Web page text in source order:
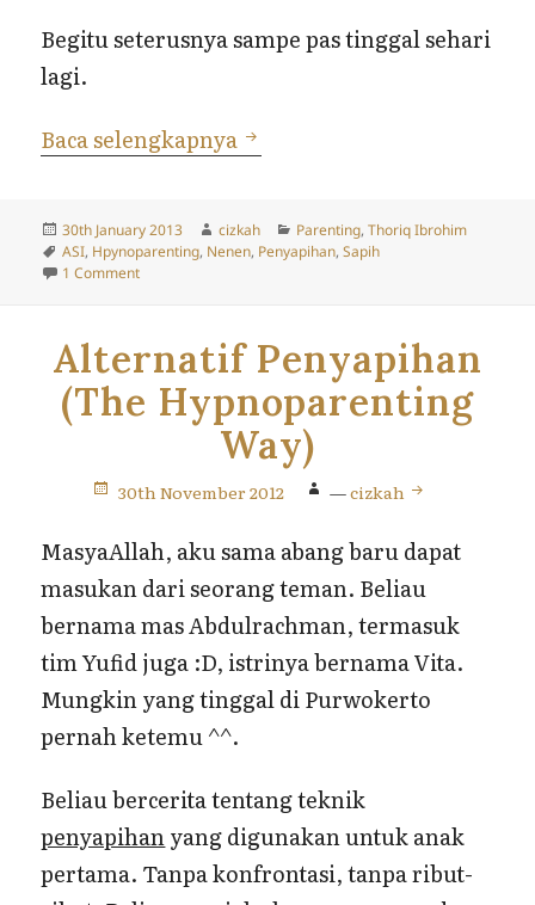
Begitu seterusnya sampe pas tinggal sehari
lagi.
Baca selengkapnya Hasil Proses Penyapihan
Posted
on
30th January 2013 Author
cizkah Categories
Parenting,Thoriq Ibrohim
Tags
ASI, Hpynoparenting, Nenen, Penyapihan,Sapih
1 Commenton Hasil Proses Penyapihan Thoriq Ibrohim
Alternatif Penyapihan
(The Hypnoparenting
Way)
30th November 2012 —cizkah
MasyaAllah, aku sama abang baru dapat
masukan dari seorang teman. Beliau
bernama mas Abdulrachman, termasuk
tim Yufid juga :D, istrinya bernama Vita.
Mungkin yang tinggal di Purwokerto
pernah ketemu ^^.
Beliau bercerita tentang teknik
penyapihanyang digunakan untuk anak
pertama. Tanpa konfrontasi, tanpa ribut-